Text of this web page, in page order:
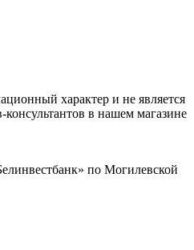
характер и не является
в нашем магазине
по Могилевской